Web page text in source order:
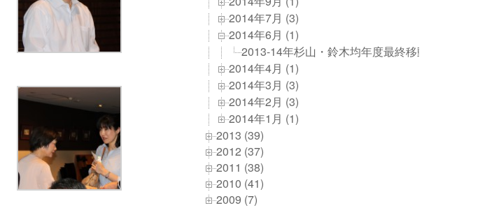
2014年7月 (3)
2014年6月 (1)
2013-14年杉山・鈴木均年度最終移動例会
2014年4月 (1)
2014年3月 (3)
2014年2月 (3)
2014年1月 (1)
2013 (39)
2012 (37)
2011 (38)
2010 (41)
2009 (7)